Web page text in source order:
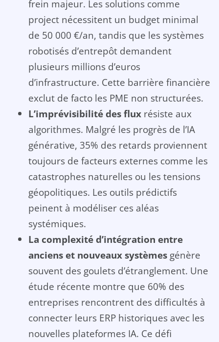
frein majeur. Les solutions comme
project nécessitent un budget minimal
de 50 000 €/an, tandis que les systèmes
robotisés d’entrepôt demandent
plusieurs millions d’euros
d’infrastructure. Cette barrière financière
exclut de facto les PME non structurées.
L’imprévisibilité des fluxrésiste aux
algorithmes. Malgré les progrès de l’IA
générative, 35% des retards proviennent
toujours de facteurs externes comme les
catastrophes naturelles ou les tensions
géopolitiques. Les outils prédictifs
peinent à modéliser ces aléas
systémiques.
La complexité d’intégration entre
anciens et nouveaux systèmesgénère
souvent des goulets d’étranglement. Une
étude récente montre que 60% des
entreprises rencontrent des difficultés à
connecter leurs ERP historiques avec les
nouvelles plateformes IA. Ce défi